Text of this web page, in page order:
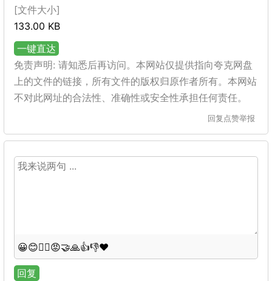
[文件大小]
133.00 KB
一键直达
免责声明: 请知悉后再访问。本网站仅提供指向夸克网盘
上的文件的链接，所有文件的版权归原作者所有。本网站
不对此网址的合法性、准确性或安全性承担任何责任。
回复 点赞举报
😀😊😵‍💫😡🤝🙏👍👎❤️
回复